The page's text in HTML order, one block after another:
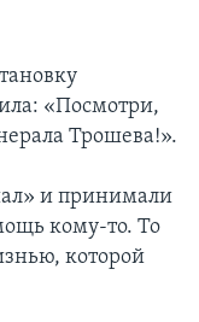
«Посмотри,
Трошева!».
и принимали
кому-то. То
которой